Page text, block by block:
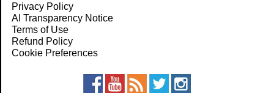
Privacy Policy
AI Transparency Notice
Terms of Use
Refund Policy
Cookie Preferences